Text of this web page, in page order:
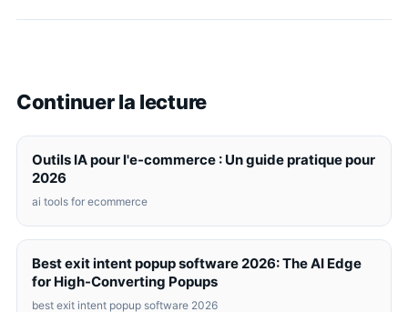
Continuer la lecture
Outils IA pour l'e-commerce : Un guide pratique pour
2026
ai tools for ecommerce
Best exit intent popup software 2026: The AI Edge
for High-Converting Popups
best exit intent popup software 2026